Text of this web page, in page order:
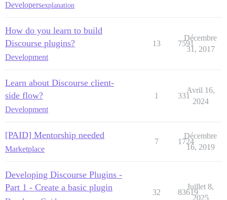
Developersexplanation
How do you learn to build
Discourse plugins?
Development
13 7591
Décembre
31, 2017
Learn about Discourse client-
side flow?
Development
1 331
Avril 16,
2024
[PAID] Mentorship needed
Marketplace
7 1724
Décembre
16, 2019
Developing Discourse Plugins -
Part 1 - Create a basic plugin
32 83619
Juillet 8,
2025